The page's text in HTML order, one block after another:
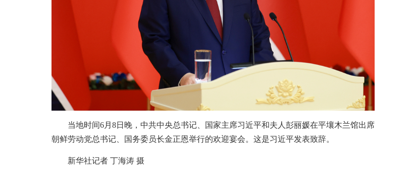
当地时间6月8日晚，中共中央总书记、国家主席习近平和夫人彭丽媛在平壤木兰馆出席
朝鲜劳动党总书记、国务委员长金正恩举行的欢迎宴会。这是习近平发表致辞。
新华社记者 丁海涛 摄